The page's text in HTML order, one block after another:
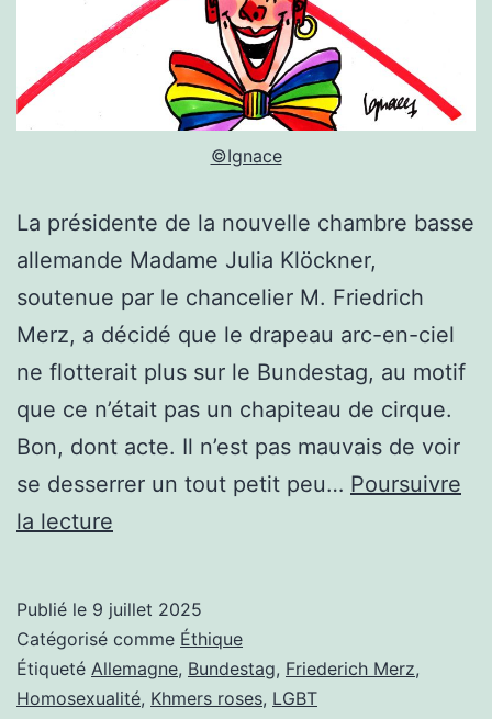
©Ignace
La présidente de la nouvelle chambre basse
allemande Madame Julia Klöckner,
soutenue par le chancelier M. Friedrich
Merz, a décidé que le drapeau arc-en-ciel
ne flotterait plus sur le Bundestag, au motif
que ce n’était pas un chapiteau de cirque.
Bon, dont acte. Il n’est pas mauvais de voir
se desserrer un tout petit peu… Poursuivre
la lecture
INTERDIT
AU
BUNDESTAG
Publié le 9 juillet 2025
Catégorisé comme Éthique
Étiqueté Allemagne, Bundestag, Friederich Merz,
Homosexualité, Khmers roses, LGBT